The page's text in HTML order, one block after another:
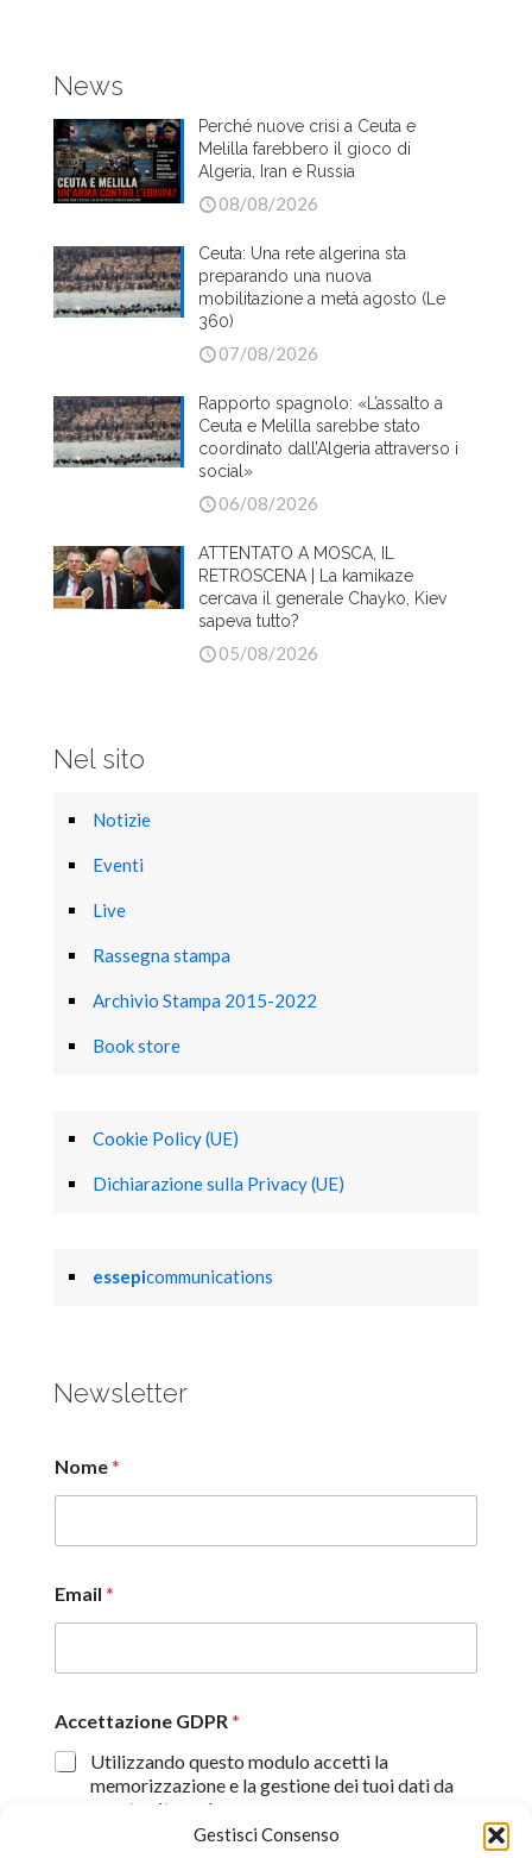
Gestisci Consenso
News
Perché nuove crisi a Ceuta e
Melilla farebbero il gioco di
Algeria, Iran e Russia
08/08/2026
Ceuta: Una rete algerina sta
preparando una nuova
mobilitazione a metà agosto (Le
360)
07/08/2026
Rapporto spagnolo: «L’assalto a
Ceuta e Melilla sarebbe stato
coordinato dall’Algeria attraverso i
social»
06/08/2026
ATTENTATO A MOSCA, IL
RETROSCENA | La kamikaze
cercava il generale Chayko, Kiev
sapeva tutto?
05/08/2026
Nel sito
Notizie
Eventi
Live
Rassegna stampa
Archivio Stampa 2015-2022
Book store
Cookie Policy (UE)
Dichiarazione sulla Privacy (UE)
essepicommunications
Newsletter
Nome*
Email *
Accettazione GDPR *
Utilizzando questo modulo accetti la
memorizzazione e la gestione dei tuoi dati da
questo sito web.
Proseguendo, dichiaro di aver preso visione